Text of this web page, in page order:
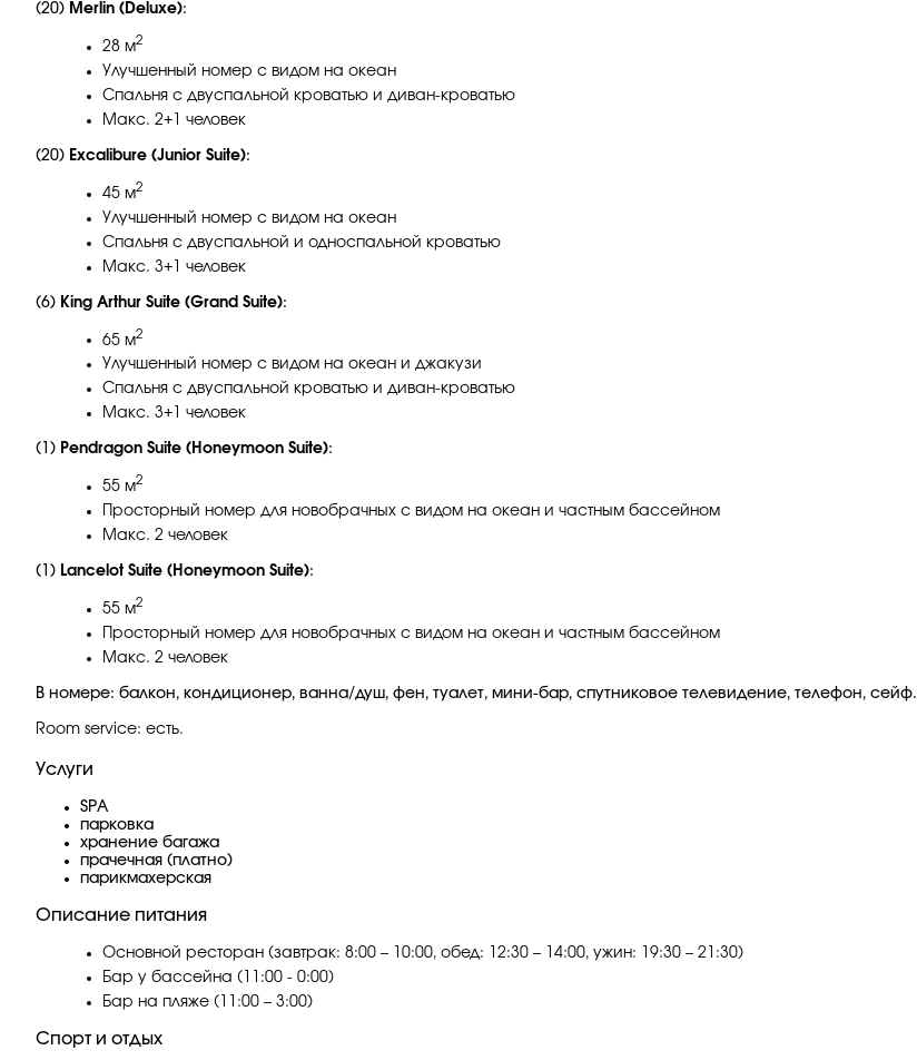
(20) Merlin (Deluxe):
28 м2
Улучшенный номер с видом на океан
Спальня с двуспальной кроватью и диван-кроватью
Макс. 2+1 человек
(20) Excalibure (Junior Suite):
45 м2
Улучшенный номер с видом на океан
Спальня с двуспальной и односпальной кроватью
Макс. 3+1 человек
(6) King Arthur Suite (Grand Suite):
65 м2
Улучшенный номер с видом на океан и джакузи
Спальня с двуспальной кроватью и диван-кроватью
Макс. 3+1 человек
(1) Pendragon Suite (Honeymoon Suite):
55 м2
Просторный номер для новобрачных с видом на океан и частным бассейном
Макс. 2 человек
(1) Lancelot Suite (Honeymoon Suite):
55 м2
Просторный номер для новобрачных с видом на океан и частным бассейном
Макс. 2 человек
В номере: балкон, кондиционер, ванна/душ, фен, туалет, мини-бар, спутниковое телевидение, телефон, сейф.
Room service: есть.
Услуги
SPA
парковка
хранение багажа
прачечная (платно)
парикмахерская
Описание питания
Основной ресторан (завтрак: 8:00 – 10:00, обед: 12:30 – 14:00, ужин: 19:30 – 21:30)
Бар у бассейна (11:00 - 0:00)
Бар на пляже (11:00 – 3:00)
Спорт и отдых